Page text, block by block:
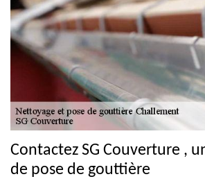
Contactez SG Couverture ,
de pose de gouttière